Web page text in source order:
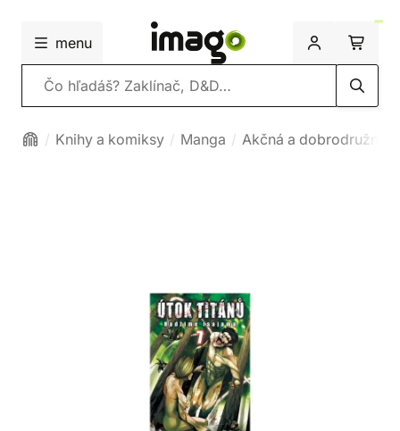
menu
Vyhľadávanie
Knihy a komiksy Manga Akčná a dobrodružná